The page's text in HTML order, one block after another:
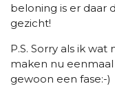
beloning is er daar
gezicht!
P.S. Sorry als ik
maken nu
gewoon een fase:-)